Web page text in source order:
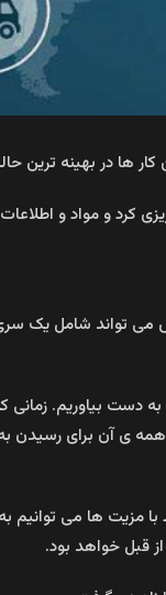
ها در بهینه ترین
کرد و مواد و
تواند شامل یک
به دست بیاوریم.
همه ی آن برای
مزیت ها می توانیم
قبل خواهد بود.